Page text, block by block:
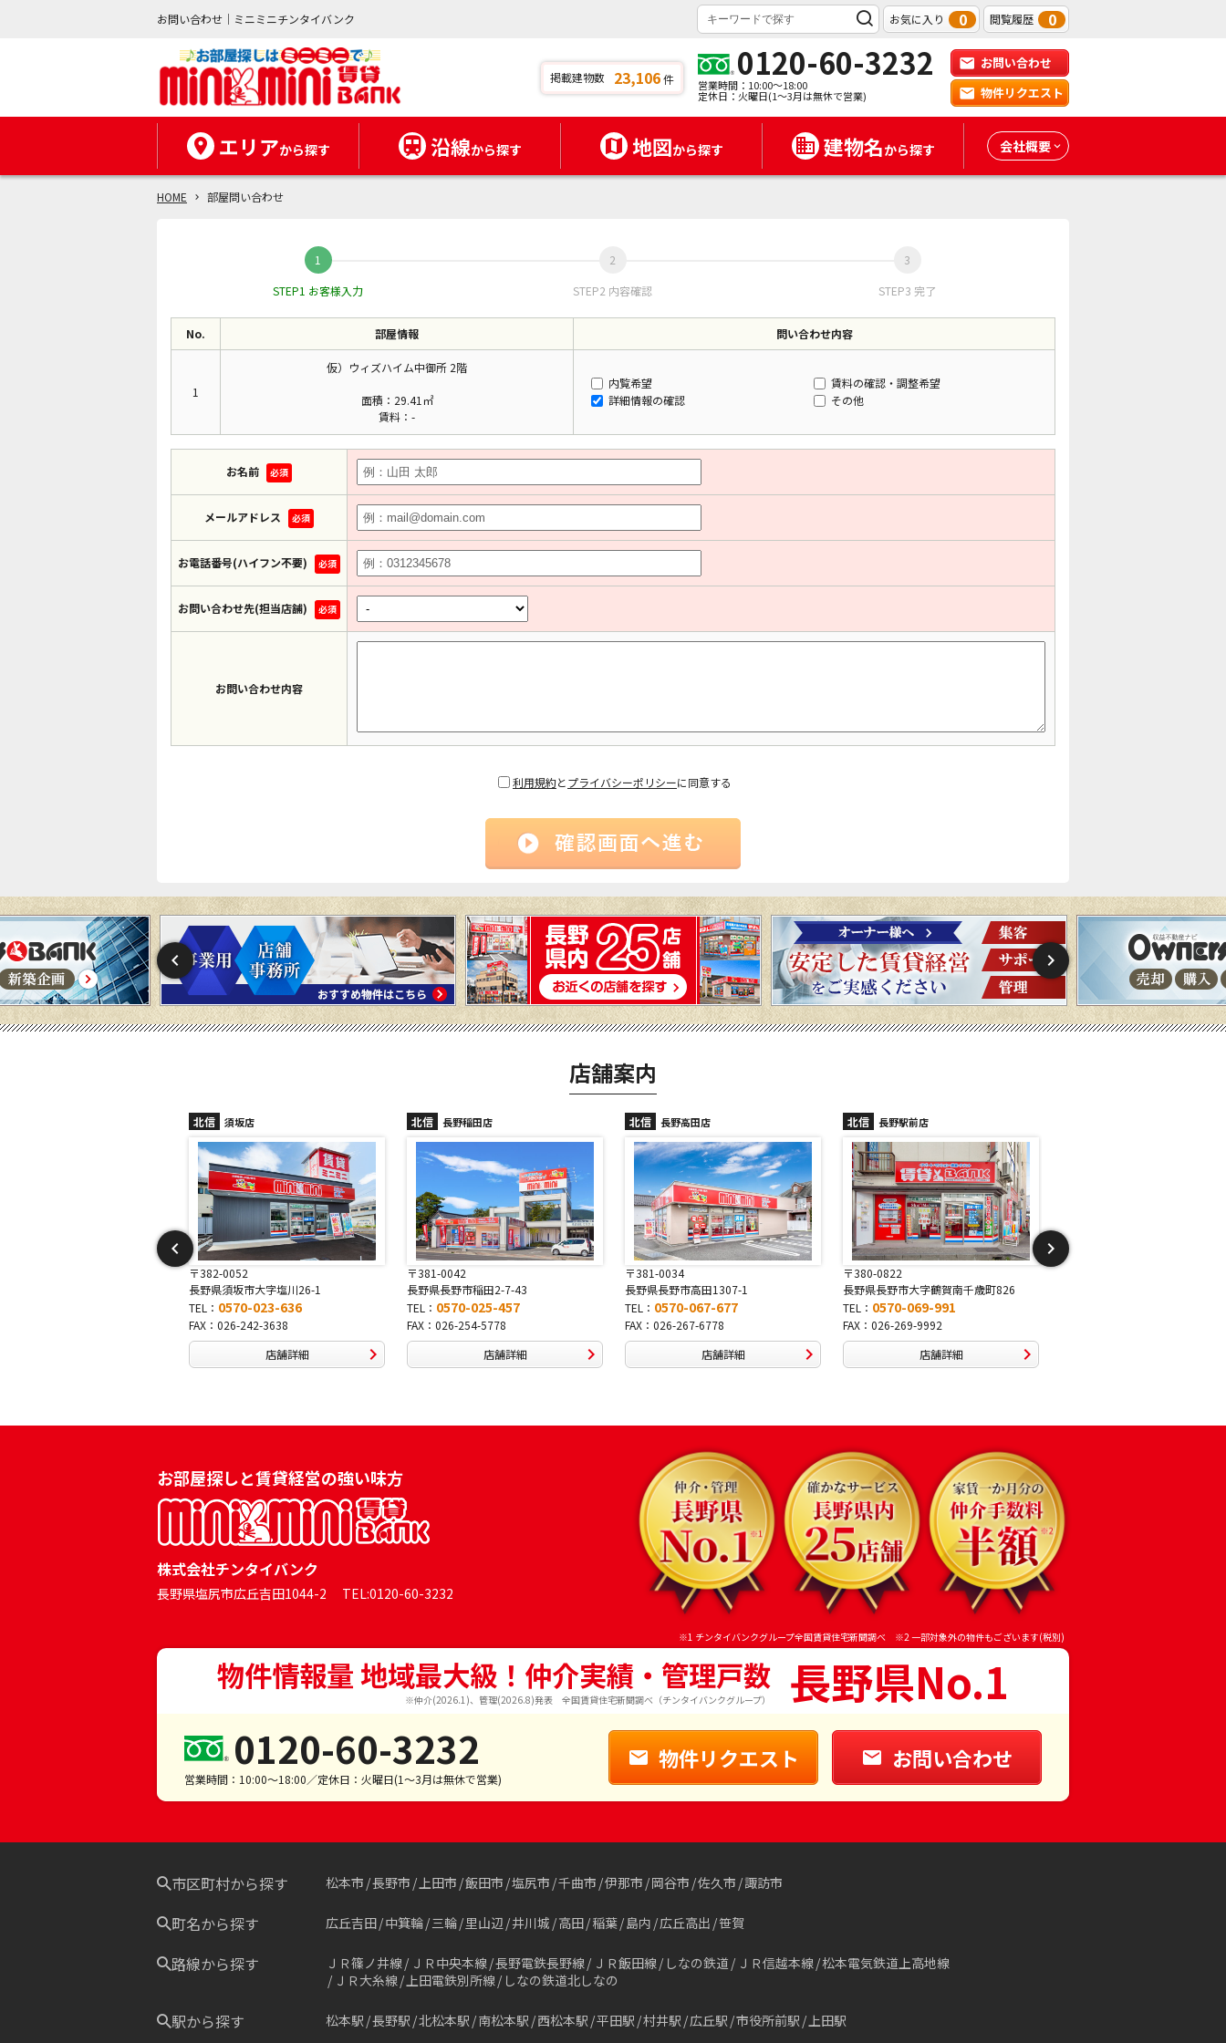
お問い合わせ｜ミニミニチンタイバンク お気に入り 0 閲覧履歴 0
掲載建物数 23,106件 0120-60-3232
営業時間：10:00～18:00
定休日：火曜日(1～3月は無休で営業)
お問い合わせ
物件リクエスト
エリアから探す 沿線から探す 地図から探す 建物名から探す 会社概要
HOME 部屋問い合わせ
STEP1 お客様入力 STEP2 内容確認 STEP3 完了
No. 部屋情報 問い合わせ内容
1
仮）ウィズハイム中御所 2階
面積：29.41㎡
賃料：-
内覧希望
賃料の確認・調整希望
詳細情報の確認
その他
お名前 必須
メールアドレス 必須
お電話番号(ハイフン不要) 必須
お問い合わせ先(担当店舗) 必須
お問い合わせ内容
利用規約とプライバシーポリシーに同意する
店舗案内
北信 長野稲田店
〒381-0042
長野県長野市稲田2-7-43
TEL： 0570-025-457
FAX：026-254-5778
店舗詳細
北信 長野高田店
〒381-0034
長野県長野市高田1307-1
TEL： 0570-067-677
FAX：026-267-6778
店舗詳細
北信 長野駅前店
〒380-0822
長野県長野市大字鶴賀南千歳町826
TEL： 0570-069-991
FAX：026-269-9992
店舗詳細
北信 長野稲里店
〒381-2243
長野県長野市稲里1-5-25
TEL： 0570-067-878
FAX：026-286-7888
店舗詳細
お部屋探しと賃貸経営の強い味方
株式会社チンタイバンク
長野県塩尻市広丘吉田1044-2 TEL:0120-60-3232
※1 チンタイバンクグループ全国賃貸住宅新聞調べ ※2 一部対象外の物件もございます(税別)
物件情報量 地域最大級！仲介実績・管理戸数
※仲介(2026.1)、管理(2026.8)発表 全国賃貸住宅新聞調べ（チンタイバンクグループ） 長野県No.1
0120-60-3232
営業時間：10:00～18:00／定休日：火曜日(1～3月は無休で営業)
物件リクエスト お問い合わせ
市区町村から探す 松本市 長野市 上田市 飯田市 塩尻市 千曲市 伊那市 岡谷市 佐久市 諏訪市
町名から探す 広丘吉田 中箕輪 三輪 里山辺 井川城 高田 稲葉 島内 広丘高出 笹賀
路線から探す ＪＲ篠ノ井線 ＪＲ中央本線 長野電鉄長野線 ＪＲ飯田線 しなの鉄道 ＪＲ信越本線 松本電気鉄道上高地線
ＪＲ大糸線 上田電鉄別所線 しなの鉄道北しなの
駅から探す 松本駅 長野駅 北松本駅 南松本駅 西松本駅 平田駅 村井駅 広丘駅 市役所前駅 上田駅